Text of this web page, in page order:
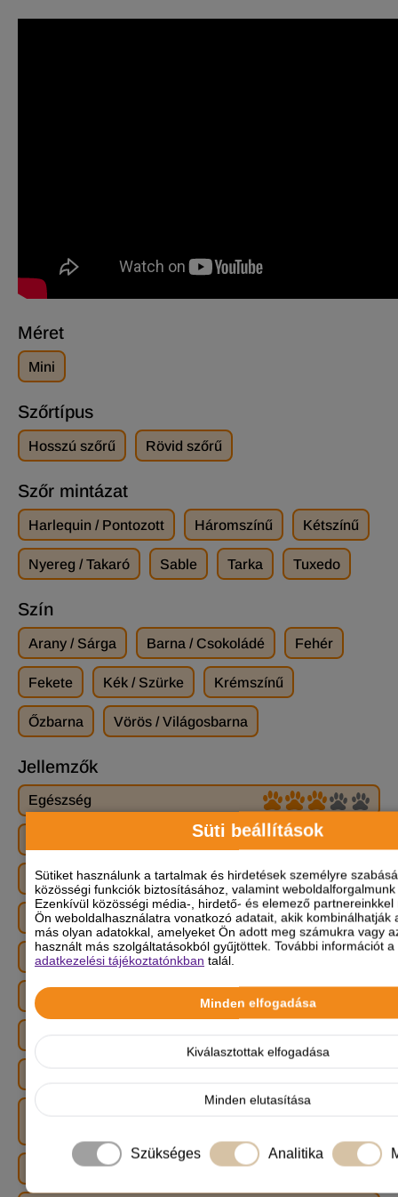
Süti beállítások
Sütiket használunk a tartalmak és hirdetések személyre
közösségi funkciók biztosításához, valamint
Ezenkívül közösségi média-, hirdető- és elemező partnereinkkel
Ön weboldalhasználatra vonatkozó adatait, akik kombinálhatják
más olyan adatokkal, amelyeket Ön adott meg számukra vagy
használt más szolgáltatásokból gyűjtöttek. További információt
adatkezelési tájékoztatónkban talál.
Minden elfogadása
Kiválasztottak elfogadása
Minden elutasítása
Szükséges Analitika
Méret
Mini
Szőrtípus
Hosszú szőrű Rövid szőrű
Szőr mintázat
Harlequin / Pontozott Háromszínű Kétszínű
Nyereg / Takaró Sable Tarka Tuxedo
Szín
Arany / Sárga Barna / Csokoládé Fehér
Fekete Kék / Szürke Krémszínű
Őzbarna Vörös / Világosbarna
Jellemzők
Egészség
Gyerekbarát
Harapásra való hajlam
Házőrző képesség
Hízásra való hajlam
Képesség, hogy otthon maradjon
Képezhetőség